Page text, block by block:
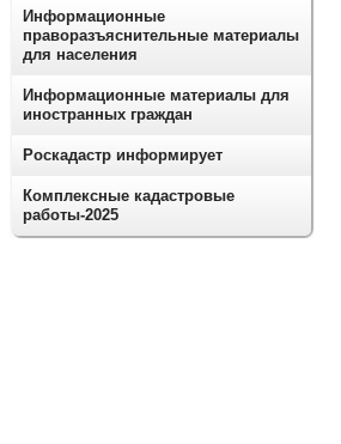
Информационные
праворазъяснительные материалы
для населения
Информационные материалы для
иностранных граждан
Роскадастр информирует
Комплексные кадастровые
работы-2025